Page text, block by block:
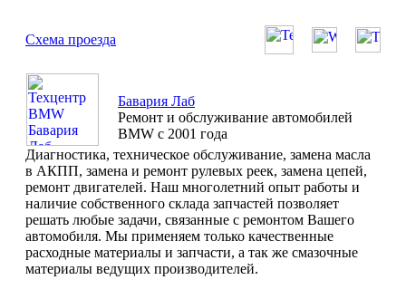
Схема проезда
Бавария Лаб
Ремонт и обслуживание автомобилей
BMW с 2001 года
Диагностика, техническое обслуживание, замена масла
в АКПП, замена и ремонт рулевых реек, замена цепей,
ремонт двигателей. Наш многолетний опыт работы и
наличие собственного склада запчастей позволяет
решать любые задачи, связанные с ремонтом Вашего
автомобиля. Мы применяем только качественные
расходные материалы и запчасти, а так же смазочные
материалы ведущих производителей.